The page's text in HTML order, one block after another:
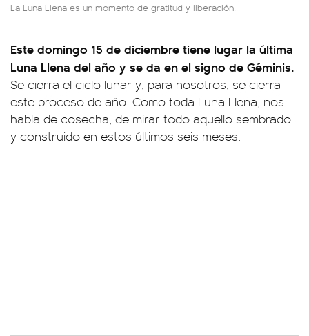
La Luna Llena es un momento de gratitud y liberación.
Este domingo 15 de diciembre tiene lugar la última
Luna Llena del año y se da en el signo de Géminis.
Se cierra el ciclo lunar y, para nosotros, se cierra
este proceso de año. Como toda Luna Llena, nos
habla de cosecha, de mirar todo aquello sembrado
y construido en estos últimos seis meses.